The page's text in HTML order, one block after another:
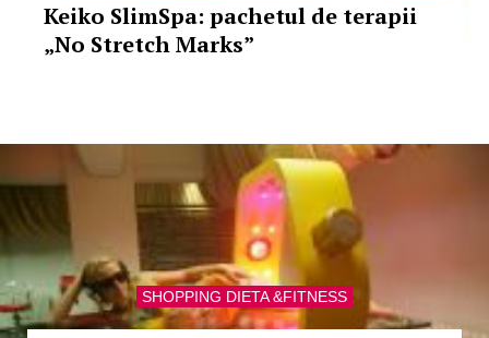
Keiko SlimSpa: pachetul de terapii
„No Stretch Marks”
SHOPPING DIETA &FITNESS